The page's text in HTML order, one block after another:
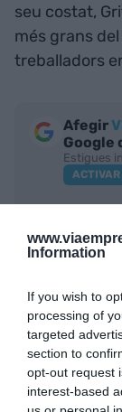
Information
If you wish to
processing of
targeted
section to
opt-out request
interest-based
seu costat,
més grans
treballadors
Afegir
Google
Estigues